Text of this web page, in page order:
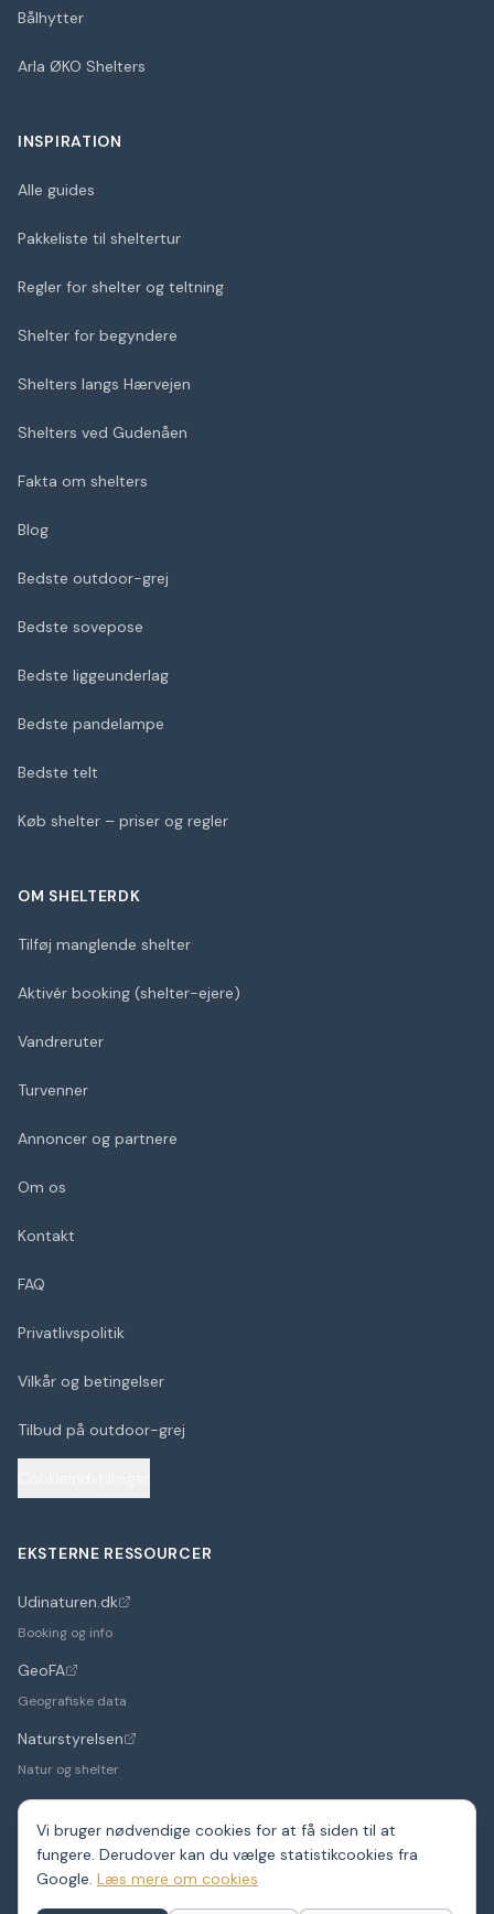
Vi bruger nødvendige cookies for at få siden til at
fungere. Derudover kan du vælge statistikcookies fra
Google. Læs mere om cookies
Bålhytter
Arla ØKO Shelters
INSPIRATION
Alle guides
Pakkeliste til sheltertur
Regler for shelter og teltning
Shelter for begyndere
Shelters langs Hærvejen
Shelters ved Gudenåen
Fakta om shelters
Blog
Bedste outdoor-grej
Bedste sovepose
Bedste liggeunderlag
Bedste pandelampe
Bedste telt
Køb shelter – priser og regler
OM SHELTERDK
Tilføj manglende shelter
Aktivér booking (shelter-ejere)
Vandreruter
Turvenner
Annoncer og partnere
Om os
Kontakt
FAQ
Privatlivspolitik
Vilkår og betingelser
Tilbud på outdoor-grej
EKSTERNE RESSOURCER
Udinaturen.dk
(åbner i nyt faneblad)
Booking og info
GeoFA
(åbner i nyt faneblad)
Geografiske data
Naturstyrelsen
(åbner i nyt faneblad)
Natur og shelter
2026ShelterDK. Et hobbyprojekt – data fra GeoFA og andre